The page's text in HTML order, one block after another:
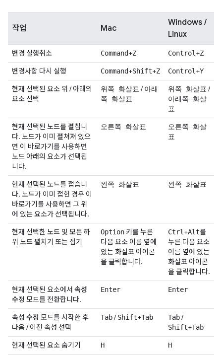
작업 Mac
Windows /
Linux
변경 실행취소 Command+Z Control +Z
변경사항 다시 실행 Command+Shift+Z Control +Y
현재 선택된 요소 위 / 아래의
요소 선택
위쪽 화살표 / 아래
쪽 화살표
위쪽 화살표 /
아래쪽 화살
표
현재 선택된 노드를 펼칩니
다. 노드가 이미 펼쳐져 있으
면 이 바로가기를 사용하면
노드 아래의 요소가 선택됩
니다.
오른쪽 화살표
오른쪽 화살
표
현재 선택된 노드를 접습니
다. 노드가 이미 접힌 경우 이
바로가기를 사용하면 그 위
에 있는 요소가 선택됩니다.
왼쪽 화살표 왼쪽 화살표
현재 선택한 노드 및 모든 하
위 노드 펼치기 또는 접기
Option 키를 누른
다음 요소 이름 옆에
있는 화살표 아이콘
을 클릭합니다.
Ctrl +Alt를
누른 다음 요소
이름 옆에 있는
화살표 아이콘
을 클릭합니다.
현재 선택된 요소에서 속성
수정 모드를 전환합니다.
Enter Enter
속성 수정 모드를 시작한 후
다음 / 이전 속성 선택
Tab/ Shift+Tab Tab/
Shift+Tab
현재 선택된 요소 숨기기 H H